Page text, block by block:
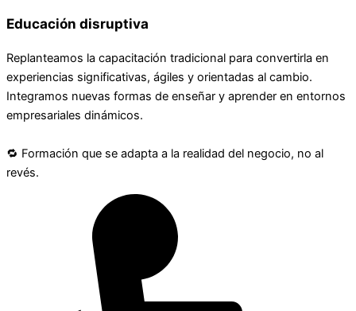
Educación disruptiva
Replanteamos la capacitación tradicional para convertirla en
experiencias significativas, ágiles y orientadas al cambio.
Integramos nuevas formas de enseñar y aprender en entornos
empresariales dinámicos.
🔁 Formación que se adapta a la realidad del negocio, no al
revés.